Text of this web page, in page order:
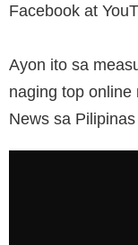
Facebook at
Ayon ito sa
naging top online
News sa